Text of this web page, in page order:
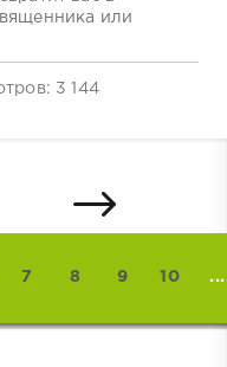
или
3 144
7 8 9 10 ...